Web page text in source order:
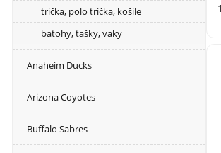
trička, polo trička, košile
batohy, tašky, vaky
Anaheim Ducks
Arizona Coyotes
Buffalo Sabres